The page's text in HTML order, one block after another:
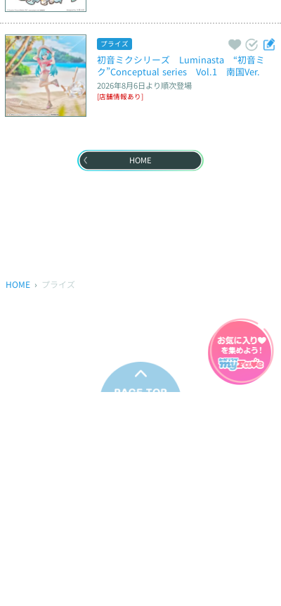
プライズ
初音ミクシリーズ　Luminasta　“初音ミ
ク”Conceptual series　Vol.1　南国Ver.
2026年8月6日より順次登場
[店舗情報あり]
HOME
HOME プライズ